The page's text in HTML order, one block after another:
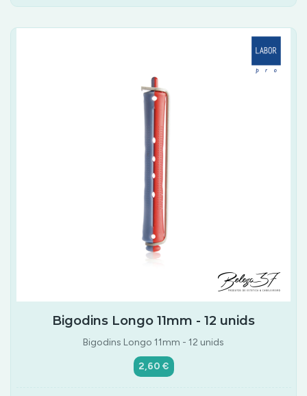
Bigodins Longo 11mm - 12 unids
Bigodins Longo 11mm - 12 unids
2,60 €